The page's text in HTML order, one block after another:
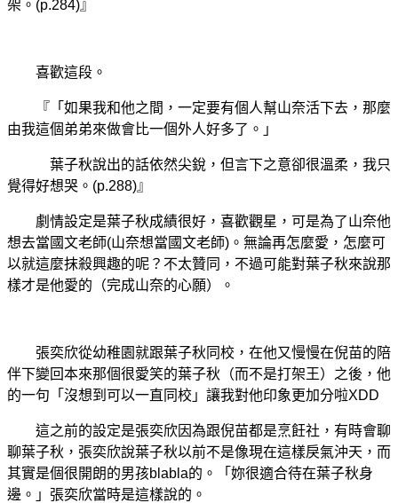
架。(p.284)』
喜歡這段。
『「如果我和他之間，一定要有個人幫山奈活下去，那麼
由我這個弟弟來做會比一個外人好多了。」
葉子秋說出的話依然尖銳，但言下之意卻很溫柔，我只
覺得好想哭。(p.288)』
劇情設定是葉子秋成績很好，喜歡觀星，可是為了山奈他
想去當國文老師(山奈想當國文老師)。無論再怎麼愛，怎麼可
以就這麼抹殺興趣的呢？不太贊同，不過可能對葉子秋來說那
樣才是他愛的（完成山奈的心願）。
張奕欣從幼稚園就跟葉子秋同校，在他又慢慢在倪苗的陪
伴下變回本來那個很愛笑的葉子秋（而不是打架王）之後，他
的一句「沒想到可以一直同校」讓我對他印象更加分啦XDD
這之前的設定是張奕欣因為跟倪苗都是烹飪社，有時會聊
聊葉子秋，張奕欣說葉子秋以前不是像現在這樣戾氣沖天，而
其實是個很開朗的男孩blabla的。「妳很適合待在葉子秋身
邊。」張奕欣當時是這樣說的。